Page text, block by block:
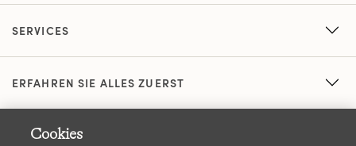
SERVICES
ERFAHREN SIE ALLES ZUERST
Cookies